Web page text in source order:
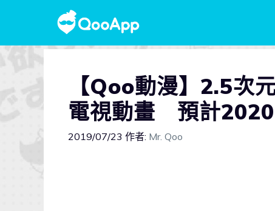
【Qoo動漫】2.5次
電視動畫 預計2020
2019/07/23 作者: Mr. Qoo